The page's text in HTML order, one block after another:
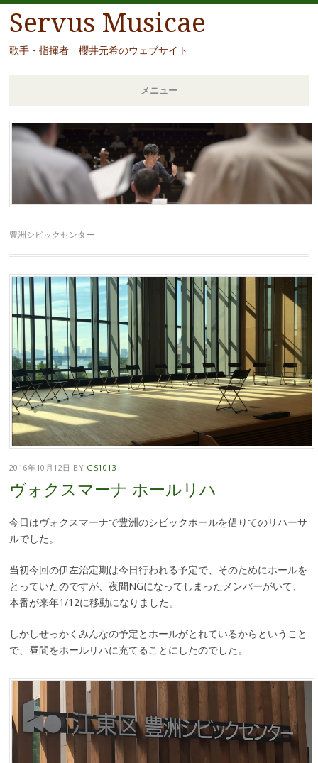
Servus Musicae
歌手・指揮者 櫻井元希のウェブサイト
メニュー
コ
ン
テ
移
豊洲シビックセンター
2016年10月12日 BY GS1013
ヴォクスマーナ ホールリハ
今日はヴォクスマーナで豊洲のシビックホールを借りてのリハーサ
ルでした。
当初今回の伊左治定期は今日行われる予定で、そのためにホールを
とっていたのですが、夜間NGになってしまったメンバーがいて、
本番が来年1/12に移動になりました。
しかしせっかくみんなの予定とホールがとれているからということ
で、昼間をホールリハに充てることにしたのでした。